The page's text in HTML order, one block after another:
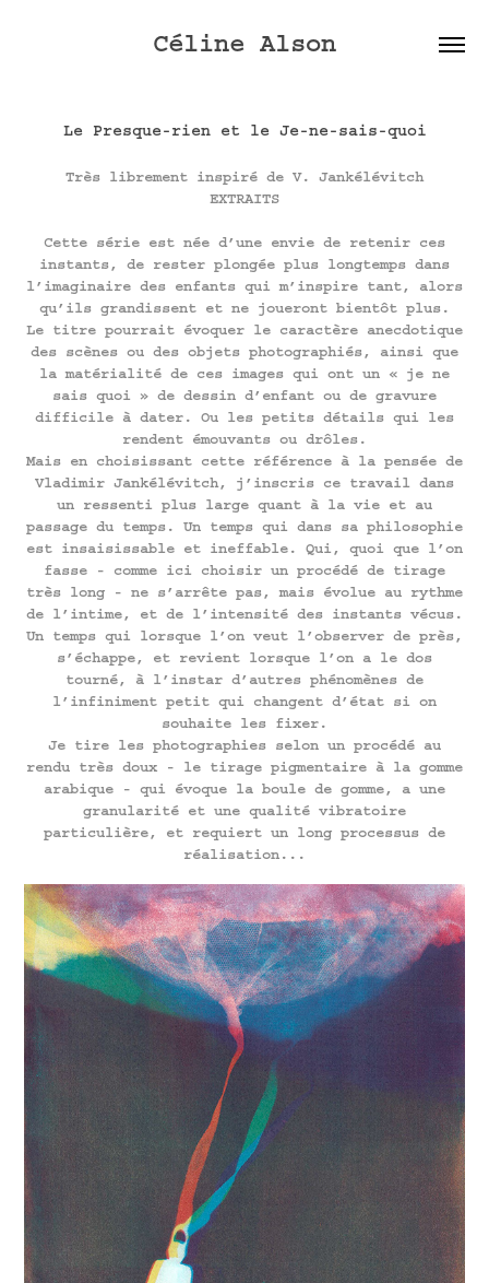
Céline Alson
Le Presque-rien et le Je-ne-sais-quoi
Très librement inspiré de V. Jankélévitch
EXTRAITS
Cette série est née d’une envie de retenir ces
instants, de rester plongée plus longtemps dans
l’imaginaire des enfants qui m’inspire tant, alors
qu’ils grandissent et ne joueront bientôt plus.
Le titre pourrait évoquer le caractère anecdotique
des scènes ou des objets photographiés, ainsi que
la matérialité de ces images qui ont un « je ne
sais quoi » de dessin d’enfant ou de gravure
difficile à dater. Ou les petits détails qui les
rendent émouvants ou drôles.
Mais en choisissant cette référence à la pensée de
Vladimir Jankélévitch, j’inscris ce travail dans
un ressenti plus large quant à la vie et au
passage du temps. Un temps qui dans sa philosophie
est insaisissable et ineffable. Qui, quoi que l’on
fasse - comme ici choisir un procédé de tirage
très long - ne s’arrête pas, mais évolue au rythme
de l’intime, et de l’intensité des instants vécus.
Un temps qui lorsque l’on veut l’observer de près,
s’échappe, et revient lorsque l’on a le dos
tourné, à l’instar d’autres phénomènes de
l’infiniment petit qui changent d’état si on
souhaite les fixer.
Je tire les photographies selon un procédé au
rendu très doux - le tirage pigmentaire à la gomme
arabique - qui évoque la boule de gomme, a une
granularité et une qualité vibratoire
particulière, et requiert un long processus de
réalisation...